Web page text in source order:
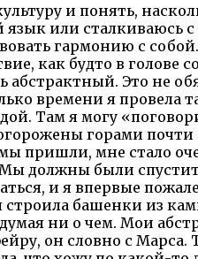
и понять,
язык или сталкиваюсь
гармонию с
как будто в голове
Это не
времени я провела
Там я могу
горами почти
пришли, мне стало
должны были
и я впервые
башенки из
ни о чем. Мои
он словно с Марса.